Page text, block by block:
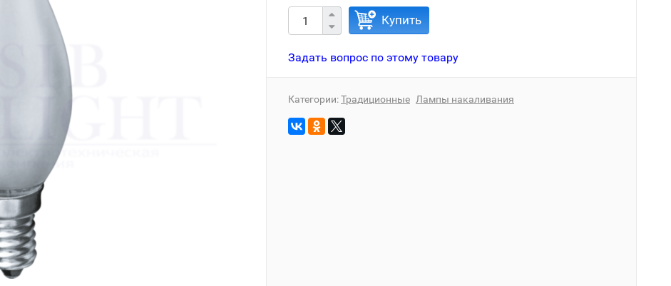
Купить
Задать вопрос по этому товару
Категории:Традиционные Лампы накаливания